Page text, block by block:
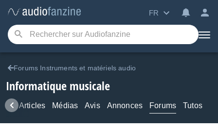
FR
Forums Instruments et matériels audio
Informatique musicale
Articles Médias Avis Annonces Forums Tutos